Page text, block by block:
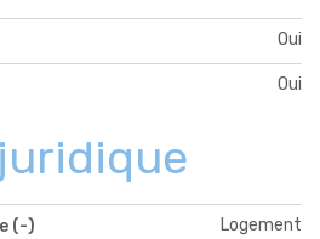
Oui
Oui
(-) Logement